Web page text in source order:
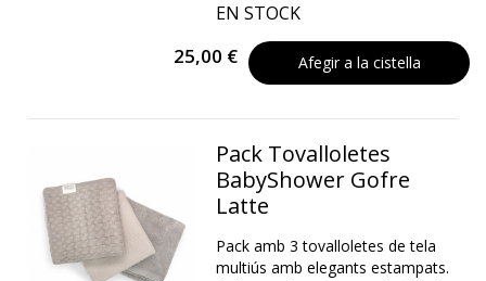
EN STOCK
25,00 € Afegir a la cistella
Pack Tovalloletes
BabyShower Gofre
Latte
Pack amb 3 tovalloletes de tela
multiús amb elegants estampats.